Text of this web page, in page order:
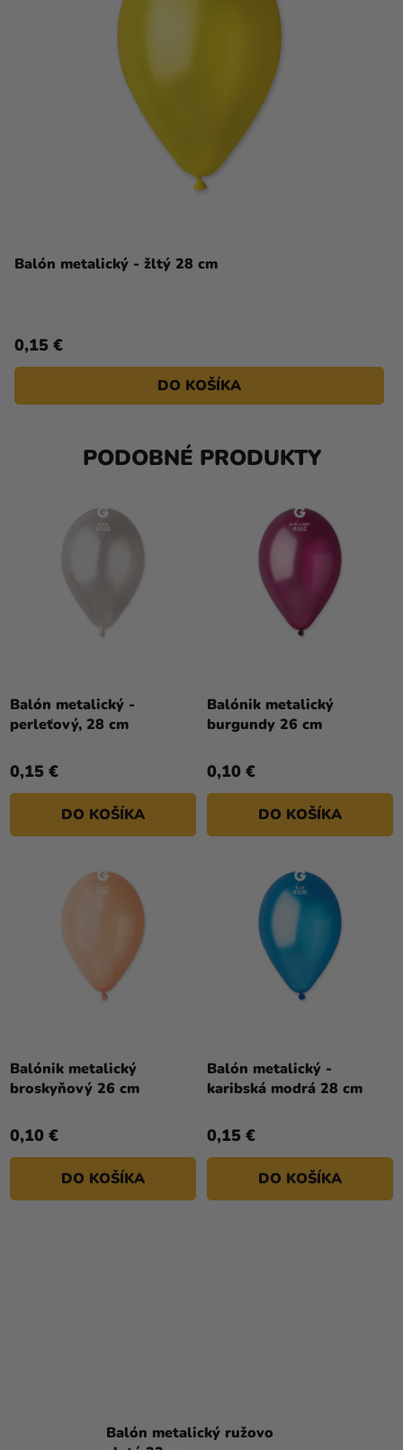
Balón metalický - žltý 28 cm
0,15 €
DO KOŠÍKA
PODOBNÉ PRODUKTY
Balón metalický -
perleťový, 28 cm
0,15 €
DO KOŠÍKA
Balónik metalický
burgundy 26 cm
0,10 €
DO KOŠÍKA
Balónik metalický
broskyňový 26 cm
0,10 €
DO KOŠÍKA
Balón metalický -
karibská modrá 28 cm
0,15 €
DO KOŠÍKA
Balón metalický ružovo